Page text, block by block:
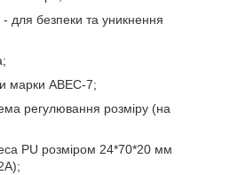
для безпеки та уникнення
марки ABEC-7;
регулювання розміру (на
PU розміром 24*70*20 мм